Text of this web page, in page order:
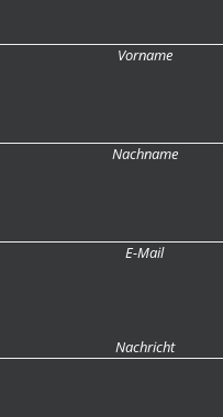
Vorname
Nachname
E-Mail
Nachricht